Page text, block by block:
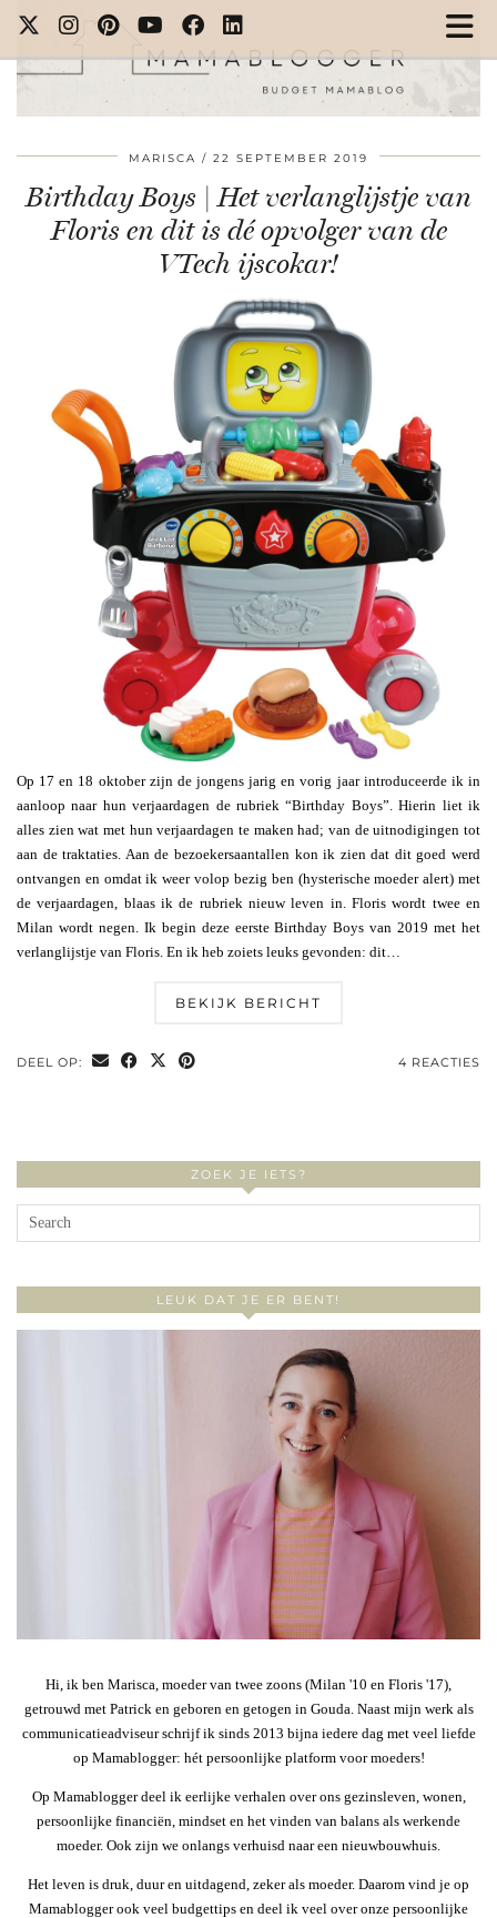
MARISCA 22 SEPTEMBER 2019
Birthday Boys | Het verlanglijstje van
Floris en dit is dé opvolger van de
VTech ijscokar!
Op 17 en 18 oktober zijn de jongens jarig en vorig jaar introduceerde ik in
aanloop naar hun verjaardagen de rubriek “Birthday Boys”. Hierin liet ik
alles zien wat met hun verjaardagen te maken had; van de uitnodigingen tot
aan de traktaties. Aan de bezoekersaantallen kon ik zien dat dit goed werd
ontvangen en omdat ik weer volop bezig ben (hysterische moeder alert) met
de verjaardagen, blaas ik de rubriek nieuw leven in. Floris wordt twee en
Milan wordt negen. Ik begin deze eerste Birthday Boys van 2019 met het
verlanglijstje van Floris. En ik heb zoiets leuks gevonden: dit…
BEKIJK BERICHT
DEEL OP: 4 REACTIES
ZOEK JE IETS?
LEUK DAT JE ER BENT!
Hi, ik ben Marisca, moeder van twee zoons (Milan '10 en Floris '17),
getrouwd met Patrick en geboren en getogen in Gouda. Naast mijn werk als
communicatieadviseur schrijf ik sinds 2013 bijna iedere dag met veel liefde
op Mamablogger: hét persoonlijke platform voor moeders!
Op Mamablogger deel ik eerlijke verhalen over ons gezinsleven, wonen,
persoonlijke financiën, mindset en het vinden van balans als werkende
moeder. Ook zijn we onlangs verhuisd naar een nieuwbouwhuis.
Het leven is druk, duur en uitdagend, zeker als moeder. Daarom vind je op
Mamablogger ook veel budgettips en deel ik veel over onze persoonlijke